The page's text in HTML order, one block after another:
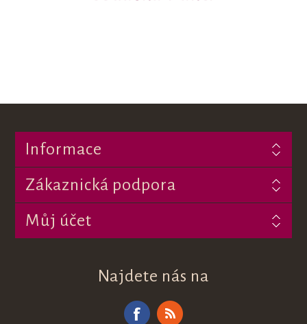
Informace
Zákaznická podpora
Můj účet
Najdete nás na